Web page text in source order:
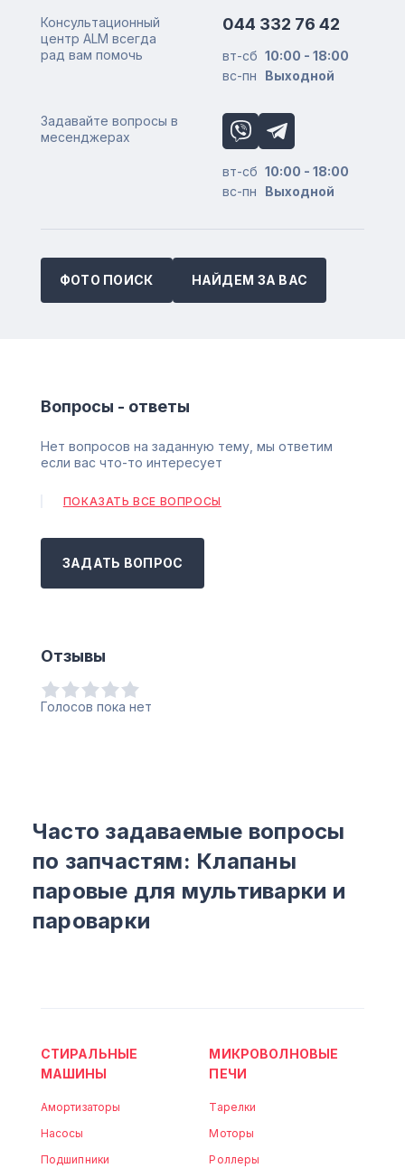
Консультационный
центр ALM всегда
рад вам помочь
044 332 76 42
вт-сб 10:00 - 18:00
вс-пн
Выходной
Задавайте вопросы в
месенджерах
вт-сб 10:00 - 18:00
вс-пн
Выходной
ФОТО ПОИСК НАЙДЕМ ЗА ВАС
Вопросы - ответы
Нет вопросов на заданную тему, мы ответим
если вас что-то интересует
ПОКАЗАТЬ ВСЕ ВОПРОСЫ
ЗАДАТЬ ВОПРОС
Отзывы
Голосов пока нет
Часто задаваемые вопросы
по запчастям: Клапаны
паровые для мультиварки и
пароварки
СТИРАЛЬНЫЕ
МАШИНЫ
Амортизаторы
Насосы
Подшипники
МИКРОВОЛНОВЫЕ
ПЕЧИ
Тарелки
Моторы
Роллеры